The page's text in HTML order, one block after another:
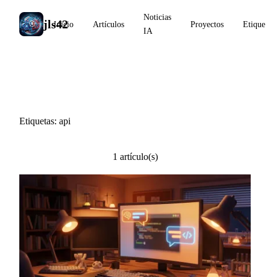
jls42
Inicio Artículos
Noticias
IA
Proyectos
Etiquetas: api
1 artículo(s)